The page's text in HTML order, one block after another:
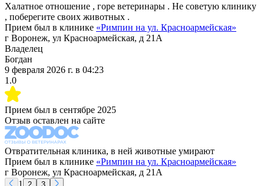
Халатное отношение , горе ветеринары . Не советую клинику
, поберегите своих животных .
Прием был в клинике «Римпин на ул. Красноармейская»
г Воронеж, ул Красноармейская, д 21А
Владелец
Богдан
9 февраля 2026 г. в 04:23
1.0
Прием был в сентябре 2025
Отзыв оставлен на сайте
Отвратительная клиника, в ней животные умирают
Прием был в клинике «Римпин на ул. Красноармейская»
г Воронеж, ул Красноармейская, д 21А
1